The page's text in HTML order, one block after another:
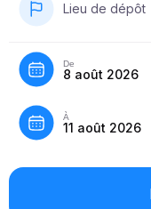
Lieu de dépôt
De
8 août 2026
À
11 août 2026